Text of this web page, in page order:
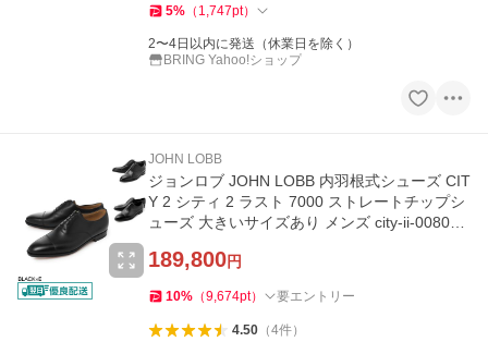
5% （ 1,747pt）
2〜4日以内に発送（休業日を除く）
BRING Yahoo!ショップ
JOHN LOBB
ジョンロブ JOHN LOBB 内羽根式シューズ CIT
Y 2 シティ 2 ラスト 7000 ストレートチップシ
ューズ 大きいサイズあり メンズ city-ii-008031l
189,800円
10% （9,674pt） 要エントリー
4.50（4件）